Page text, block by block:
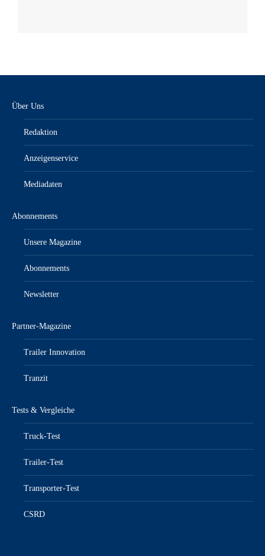
Über Uns
Redaktion
Anzeigenservice
Mediadaten
Abonnements
Unsere Magazine
Abonnements
Newsletter
Partner-Magazine
Trailer Innovation
Tranzit
Tests & Vergleiche
Truck-Test
Trailer-Test
Transporter-Test
CSRD